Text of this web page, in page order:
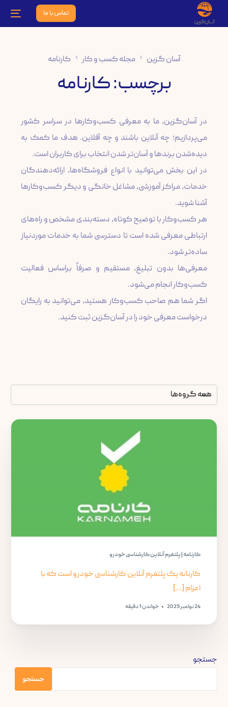
تماس با ما
آسان گزین مجله کسب و کار کارنامه
برچسب:کارنامه
در آسان‌گزین، ما به معرفی کسب‌وکارها در سراسر کشور
می‌پردازیم؛ چه آنلاین باشند و چه آفلاین. هدف ما کمک به
در این بخش می‌توانید با انواع فروشگاه‌ها، ارائه‌دهندگان
خدمات، مراکز آموزشی، مشاغل خانگی و دیگر کسب‌وکارها
هر کسب‌وکار با توضیح کوتاه، دسته‌بندی مشخص و راه‌های
ارتباطی معرفی شده است تا دسترسی شما به خدمات موردنیاز
معرفی‌ها بدون تبلیغ، مستقیم و صرفاً براساس فعالیت
اگر شما هم صاحب کسب‌وکار هستید، می‌توانید به رایگان
درخواست معرفی خود را در آسان‌گزین ثبت کنید.
کارنامه | پلتفرم آنلاین کارشناسی خودرو
کارنانه یک پلتفرم آنلاین کارشناسی خودرو است که با
اعزام [...]
24 نوامبر 2025 خواندن 1 دقیقه
جستجو
جستجو